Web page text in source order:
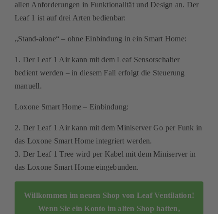
Lüftungskonzept
Businesspartner
Warenkorb
allen Anforderungen in Funktionalität und Design an. Der
Leaf 1 ist auf drei Arten bedienbar:
„Stand-alone“ – ohne Einbindung in ein Smart Home:
1. Der Leaf 1 Air kann mit dem Leaf Sensorschalter
bedient werden – in diesem Fall erfolgt die Steuerung
manuell.
Loxone Smart Home – Einbindung:
2. Der Leaf 1 Air kann mit dem Miniserver Go per Funk in
das Loxone Smart Home integriert werden.
3. Der Leaf 1 Tree wird per Kabel mit dem Miniserver in
das Loxone Smart Home eingebunden.
Willkommen im neuen Shop von Leaf Ventilation!
Wenn Sie ein Konto im alten Shop hatten,